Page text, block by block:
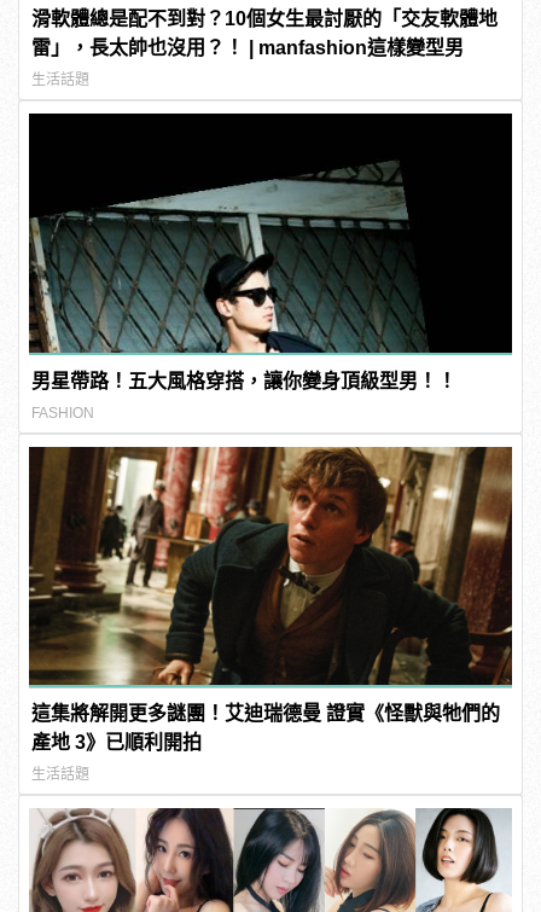
滑軟體總是配不到對？10個女生最討厭的「交友軟體地
雷」，長太帥也沒用？！ | manfashion這樣變型男
生活話題
男星帶路！五大風格穿搭，讓你變身頂級型男！！
FASHION
這集將解開更多謎團！艾迪瑞德曼 證實《怪獸與牠們的
產地 3》已順利開拍
生活話題